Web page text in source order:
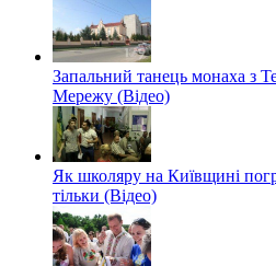
Запальний танець монаха з
Мережу (Відео)
Як школяру на Київщині
тільки (Відео)